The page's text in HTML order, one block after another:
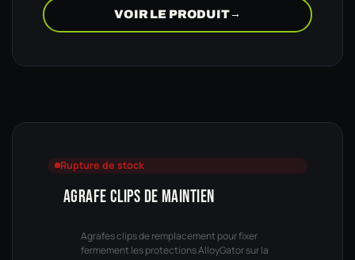
VOIR LE PRODUIT→
Rupture de stock
AGRAFE CLIPS DE MAINTIEN
Agrafes clips de remplacement pour fixer
fermement les protections AlloyGator sur la